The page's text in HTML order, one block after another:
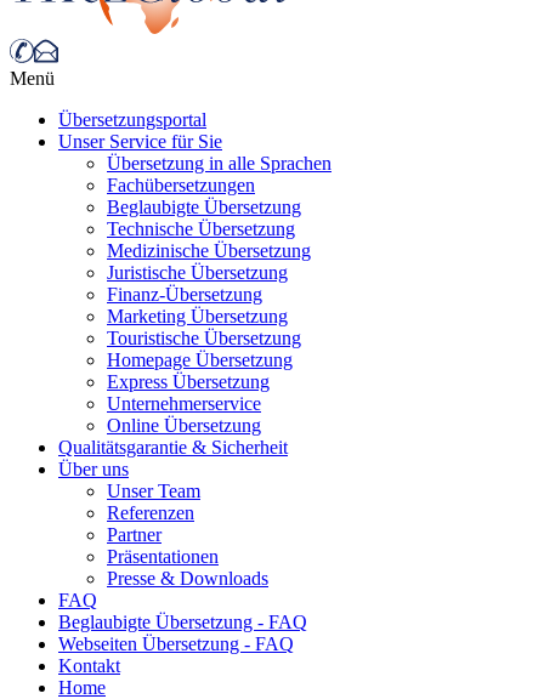
Menü
Übersetzungsportal
Unser Service für Sie
Übersetzung in alle Sprachen
Fachübersetzungen
Beglaubigte Übersetzung
Technische Übersetzung
Medizinische Übersetzung
Juristische Übersetzung
Finanz-Übersetzung
Marketing Übersetzung
Touristische Übersetzung
Homepage Übersetzung
Express Übersetzung
Unternehmerservice
Online Übersetzung
Qualitätsgarantie & Sicherheit
Über uns
Unser Team
Referenzen
Partner
Präsentationen
Presse & Downloads
FAQ
Beglaubigte Übersetzung - FAQ
Webseiten Übersetzung - FAQ
Kontakt
Home